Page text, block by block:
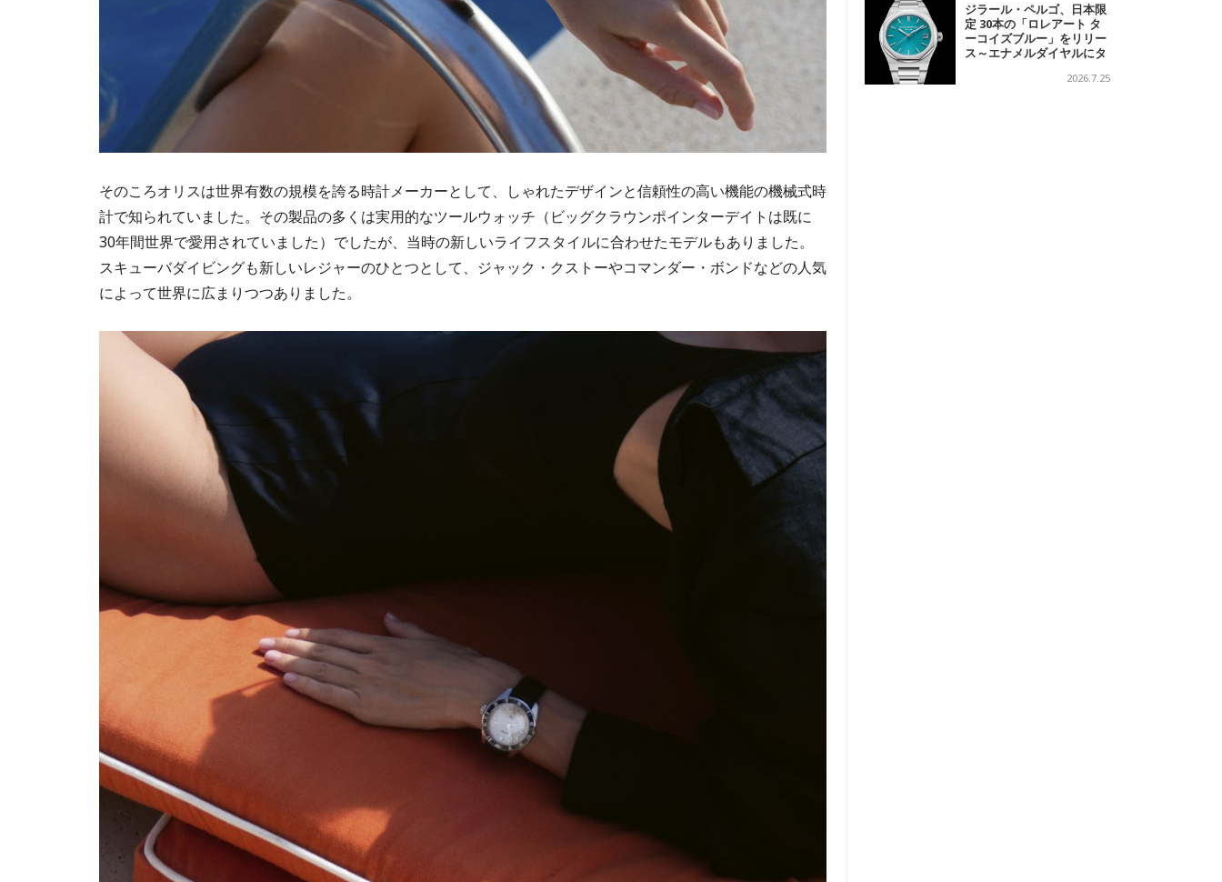
そのころオリスは世界有数の規模を誇る時計メーカーとして、しゃれたデザインと信頼性の高い機能の機械式時
計で知られていました。その製品の多くは実用的なツールウォッチ（ビッグクラウンポインターデイトは既に
30年間世界で愛用されていました）でしたが、当時の新しいライフスタイルに合わせたモデルもありました。
スキューバダイビングも新しいレジャーのひとつとして、ジャック・クストーやコマンダー・ボンドなどの人気
によって世界に広まりつつありました。
ジラール・ペルゴ、日本限
定 30本の「ロレアート タ
ーコイズブルー」をリリー
ス～エナメルダイヤルにタ
2026.7.25